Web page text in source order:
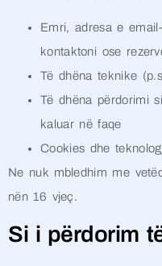
Emri, adresa e
kontaktoni ose
Të dhëna teknike
Të dhëna përdorimi
kaluar në faqe
Cookies dhe
Ne nuk mbledhim me
nën 16 vjeç.
Si i përdorim